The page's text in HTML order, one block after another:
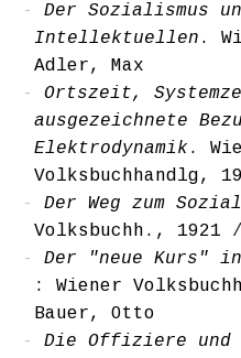
Der Sozialismus
Intellektuellen .
Adler, Max
Ortszeit,
ausgezeichnete
Elektrodynamik .
Volksbuchhandlg,
Der Weg zum
Volksbuchh., 1921
Der "neue Kurs"
: Wiener
Bauer, Otto
Die Offiziere und